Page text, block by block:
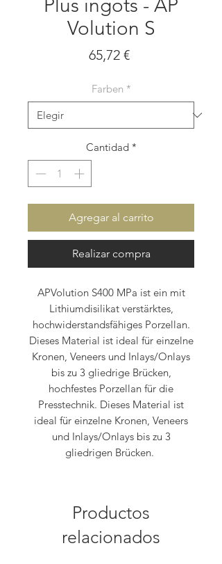
Plus ingots - AP
Volution S
65,72 €Precio
Farben *
Cantidad *
Agregar al carrito
Realizar compra
APVolution S400 MPa ist ein mit
Lithiumdisilikat verstärktes,
hochwiderstandsfähiges Porzellan.
Dieses Material ist ideal für einzelne
Kronen, Veneers und Inlays/Onlays
bis zu 3 gliedrige Brücken,
hochfestes Porzellan für die
Presstechnik. Dieses Material ist
ideal für einzelne Kronen, Veneers
und Inlays/Onlays bis zu 3
gliedrigen Brücken.
Productos
relacionados